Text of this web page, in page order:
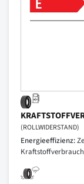
(ROLLWIDERSTAND)
Energieeffizienz: